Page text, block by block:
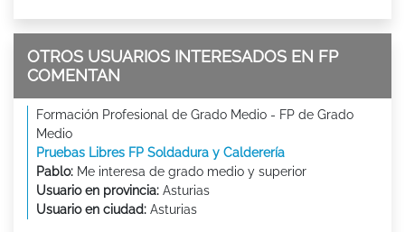
OTROS USUARIOS INTERESADOS EN FP
COMENTAN
Formación Profesional de Grado Medio - FP de Grado
Medio
Pruebas Libres FP Soldadura y Calderería
Pablo: Me interesa de grado medio y superior
Usuario en provincia: Asturias
Usuario en ciudad: Asturias